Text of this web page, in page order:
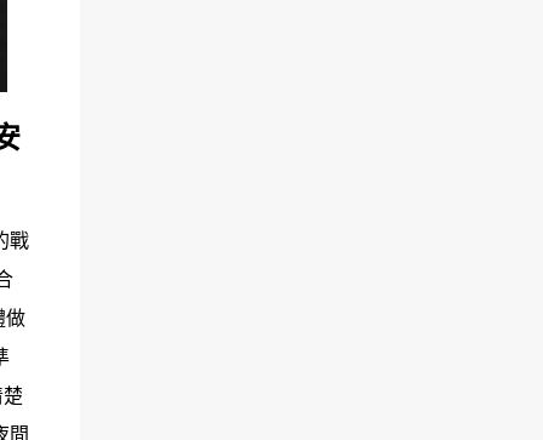
戰
做
間